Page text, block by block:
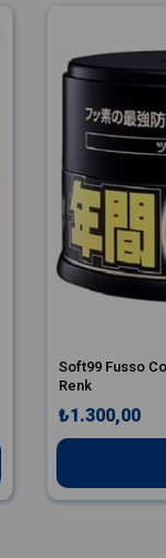
Soft99 Fusso
Renk
₺1.300,00